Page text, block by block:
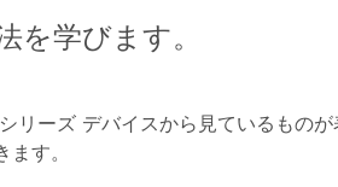
学びます。
ーズ デバイスから見ているもの
す。